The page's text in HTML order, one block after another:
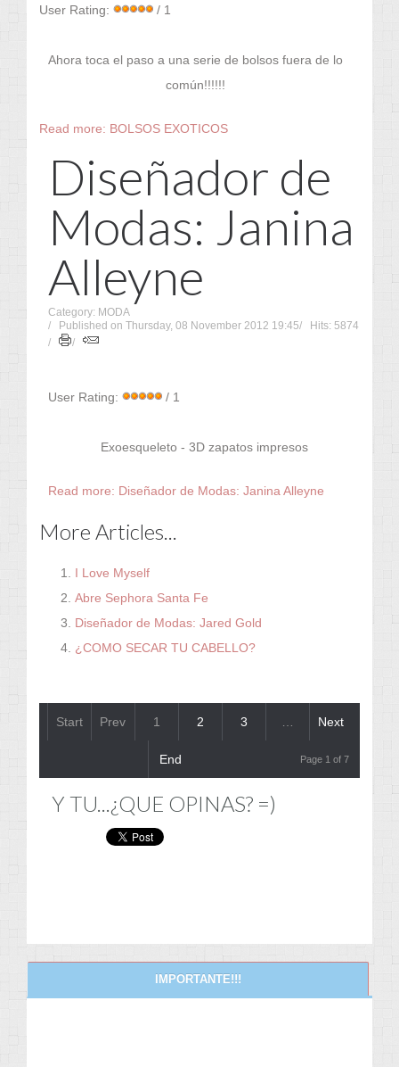
User Rating: / 1
Ahora toca el paso a una serie de bolsos fuera de lo
común!!!!!!
Read more: BOLSOS EXOTICOS
Diseñador de
Modas: Janina
Alleyne
Category: MODA
Published on Thursday, 08 November 2012 19:45
Hits: 5874
User Rating: / 1
Exoesqueleto - 3D zapatos impresos
Read more: Diseñador de Modas: Janina Alleyne
More Articles...
I Love Myself
Abre Sephora Santa Fe
Diseñador de Modas: Jared Gold
¿COMO SECAR TU CABELLO?
Start Prev 1 2 3 Next
End Page 1 of 7
Y TU...¿QUE OPINAS? =)
IMPORTANTE!!!